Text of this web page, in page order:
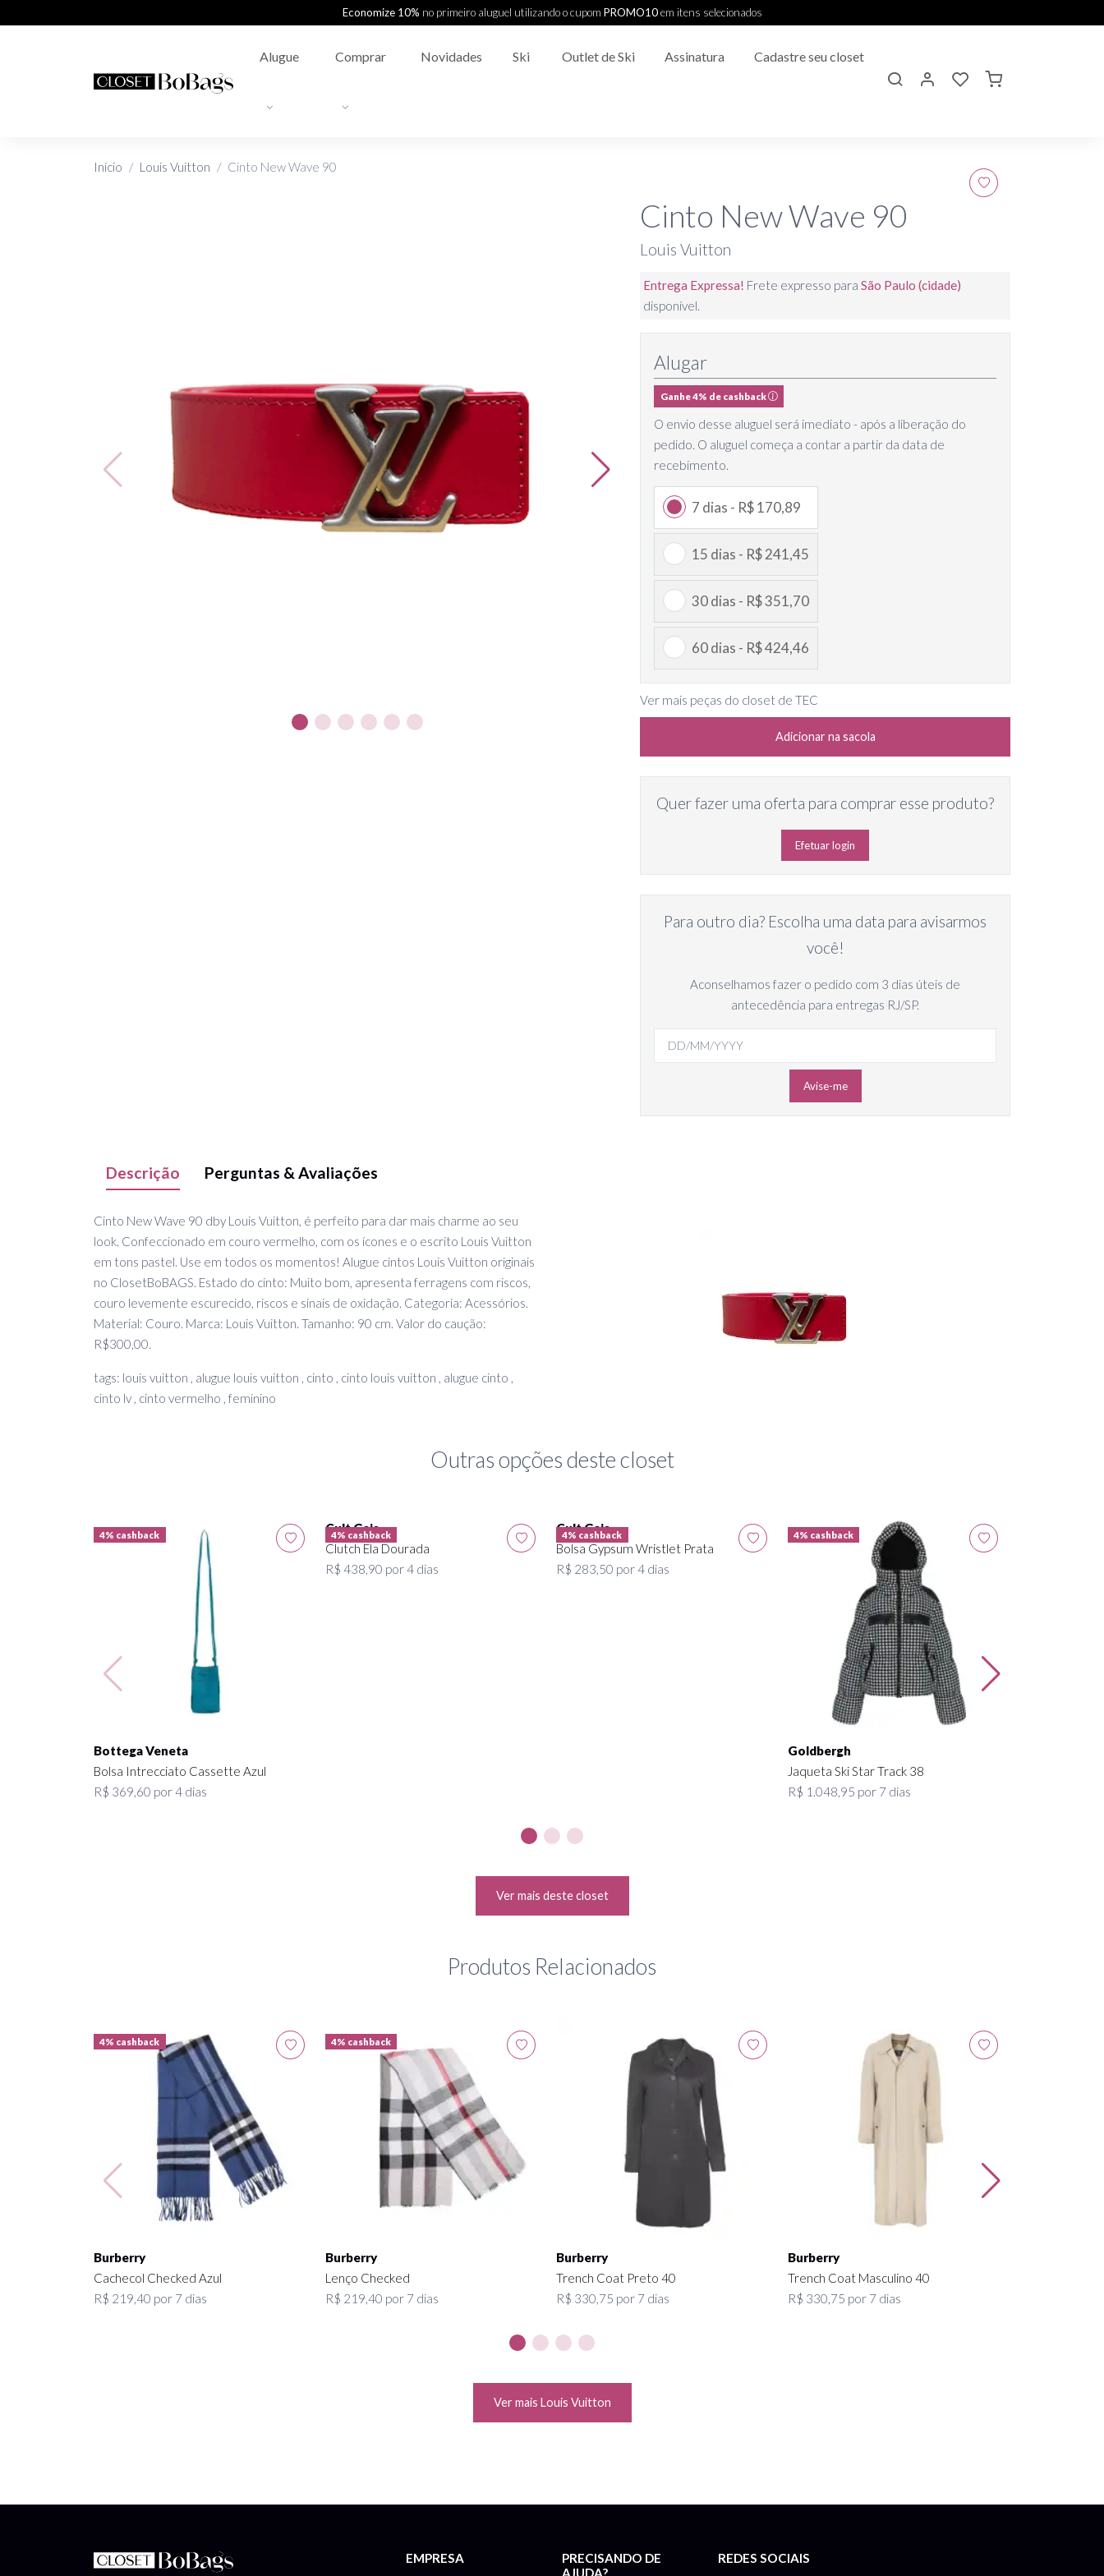
Economize 10% no primeiro aluguel utilizando o cupom PROMO10em itens selecionados
Alugue Comprar Novidades Ski Outlet de Ski Assinatura Cadastre seu closet
Início Louis Vuitton Cinto New Wave 90
Cinto New Wave 90
Louis Vuitton
Entrega Expressa! Frete expresso para São Paulo (cidade)
disponível.
Alugar
Ganhe 4% de cashback
O envio desse aluguel será imediato - após a liberação do
pedido. O aluguel começa a contar a partir da data de
recebimento.
7 dias - R$ 170,89
15 dias - R$ 241,45
30 dias - R$ 351,70
60 dias - R$ 424,46
Ver mais peças do closet de TEC
Adicionar na sacola
Quer fazer uma oferta para comprar esse produto?
Efetuar login
Para outro dia? Escolha uma data para avisarmos
você!
Aconselhamos fazer o pedido com 3 dias úteis de
antecedência para entregas RJ/SP.
Avise-me
Descrição Perguntas & Avaliações
Cinto New Wave 90 dby Louis Vuitton, é perfeito para dar mais charme ao seu
look. Confeccionado em couro vermelho, com os ícones e o escrito Louis Vuitton
em tons pastel. Use em todos os momentos! Alugue cintos Louis Vuitton originais
no ClosetBoBAGS. Estado do cinto: Muito bom, apresenta ferragens com riscos,
couro levemente escurecido, riscos e sinais de oxidação. Categoria: Acessórios.
Material: Couro. Marca: Louis Vuitton. Tamanho: 90 cm. Valor do caução:
R$300,00.
tags: louis vuitton , alugue louis vuitton , cinto , cinto louis vuitton , alugue cinto ,
cinto lv , cinto vermelho , feminino
Outras opções deste closet
4% cashback
Bottega Veneta
Bolsa Intrecciato Cassette Azul
R$ 369,60 por 4 dias
4% cashback
Cult Gaia
Clutch Ela Dourada
R$ 438,90 por 4 dias
4% cashback
Cult Gaia
Bolsa Gypsum Wristlet Prata
R$ 283,50 por 4 dias
4% cashback
Goldbergh
Jaqueta Ski Star Track 38
R$ 1.048,95 por 7 dias
Ver mais deste closet
Produtos Relacionados
4% cashback
Burberry
Cachecol Checked Azul
R$ 219,40 por 7 dias
4% cashback
Burberry
Lenço Checked
R$ 219,40 por 7 dias
Burberry
Trench Coat Preto 40
R$ 330,75 por 7 dias
Burberry
Trench Coat Masculino 40
R$ 330,75 por 7 dias
Ver mais Louis Vuitton
EMPRESA
PRECISANDO DE
AJUDA?
REDES SOCIAIS